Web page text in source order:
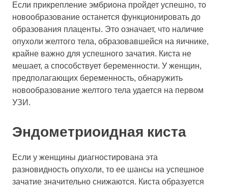
Если прикрепление эмбриона пройдет успешно, то
новообразование останется функционировать до
образования плаценты. Это означает, что наличие
опухоли желтого тела, образовавшейся на яичнике,
крайне важно для успешного зачатия. Киста не
мешает, а способствует беременности. У женщин,
предполагающих беременность, обнаружить
новообразование желтого тела удается на первом
УЗИ.
Эндометриоидная киста
Если у женщины диагностирована эта
разновидность опухоли, то ее шансы на успешное
зачатие значительно снижаются. Киста образуется